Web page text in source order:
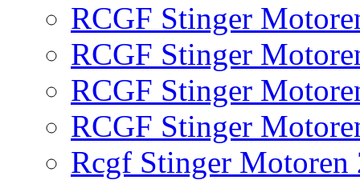
RCGF Stinger
RCGF Stinger
RCGF Stinger
RCGF Stinger
Rcgf Stinger